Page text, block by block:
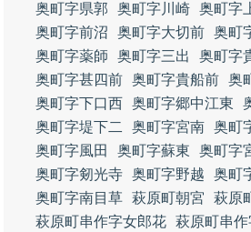
奥町字県郭
奥町字川崎 奥町字
奥町字前沼
奥町字大切前 奥町
奥町字薬師
奥町字三出
奥町字
奥町字甚四前 奥町字貴船前 奥
奥町字下口西 奥町字郷中江東
奥町字堤下二
奥町字宮南 奥町
奥町字風田
奥町字蘇東 奥町字
奥町字剱光寺 奥町字野越
奥町
奥町字南目草 萩原町朝宮
萩原
萩原町串作字女郎花 萩原町串